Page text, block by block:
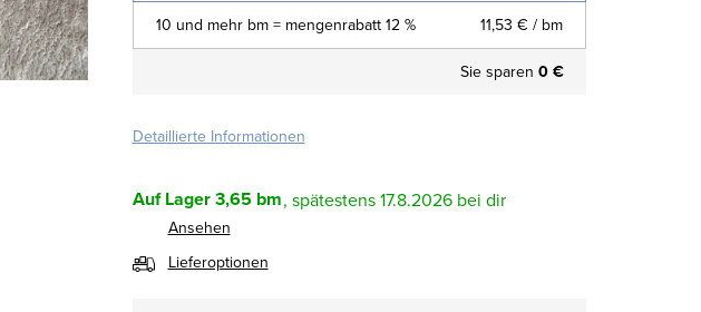
10 und mehr bm = mengenrabatt 12 % 11,53 € / bm
Sie sparen 0 €
Detaillierte Informationen
Auf Lager3,65 bm 17.8.2026
Ansehen
Lieferoptionen